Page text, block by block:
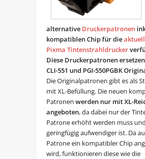
alternative Druckerpatronen
kompatiblen Chip für die
Pixma Tintenstrahldrucker
Diese Druckerpatronen
CLI-551 und PGI-550PGBK
Die Originalpatronen gibt es als
mit XL-Befüllung. Die neuen
Patronen werden nur mit XL-
angeboten, da dabei nur der
Patrone erhöht werden muss
geringfügig aufwendiger ist. Da
Patrone ein kompatibler Chip
wird, funktionieren diese wie die